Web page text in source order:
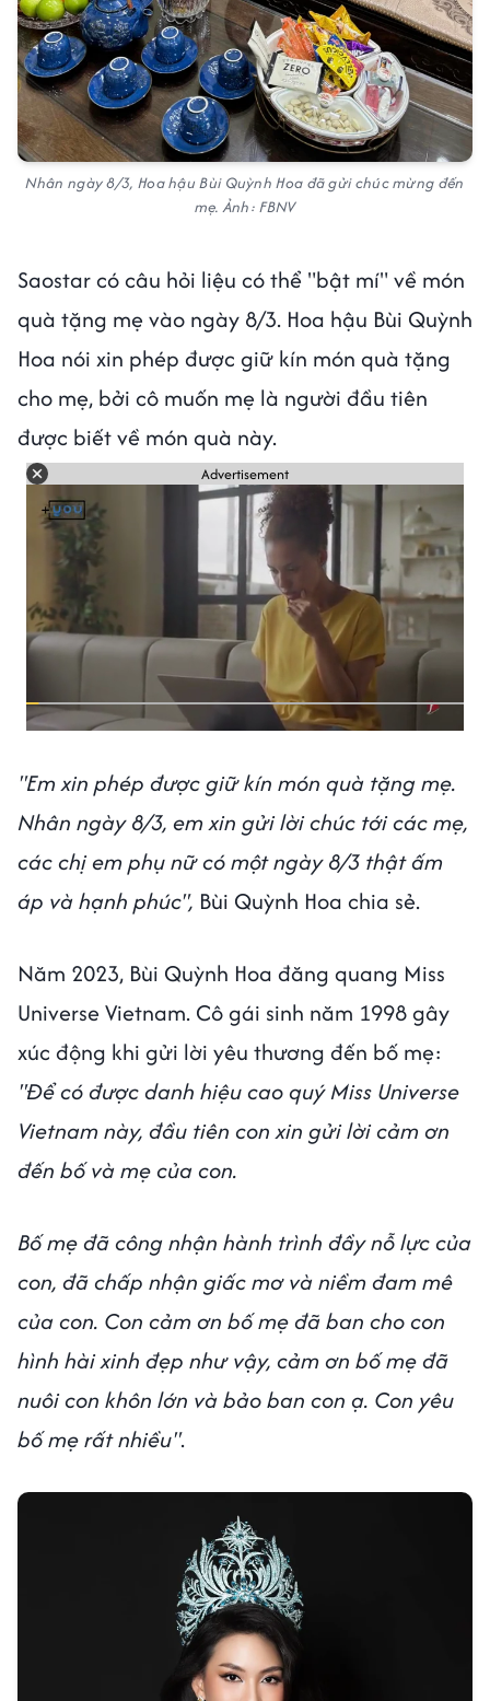
Nhân ngày 8/3, Hoa hậu Bùi Quỳnh Hoa đã gửi chúc mừng đến
mẹ. Ảnh: FBNV
Saostar có câu hỏi liệu có thể "bật mí" về món
quà tặng mẹ vào ngày 8/3. Hoa hậu Bùi Quỳnh
Hoa nói xin phép được giữ kín món quà tặng
cho mẹ, bởi cô muốn mẹ là người đầu tiên
được biết về món quà này.
Advertisement
"Em xin phép được giữ kín món quà tặng mẹ.
Nhân ngày 8/3, em xin gửi lời chúc tới các mẹ,
các chị em phụ nữ có một ngày 8/3 thật ấm
áp và hạnh phúc", Bùi Quỳnh Hoa chia sẻ.
Năm 2023, Bùi Quỳnh Hoa đăng quang Miss
Universe Vietnam. Cô gái sinh năm 1998 gây
xúc động khi gửi lời yêu thương đến bố mẹ:
"Để có được danh hiệu cao quý Miss Universe
Vietnam này, đầu tiên con xin gửi lời cảm ơn
đến bố và mẹ của con.
Bố mẹ đã công nhận hành trình đầy nỗ lực của
con, đã chấp nhận giấc mơ và niềm đam mê
của con. Con cảm ơn bố mẹ đã ban cho con
hình hài xinh đẹp như vậy, cảm ơn bố mẹ đã
nuôi con khôn lớn và bảo ban con ạ. Con yêu
bố mẹ rất nhiều".